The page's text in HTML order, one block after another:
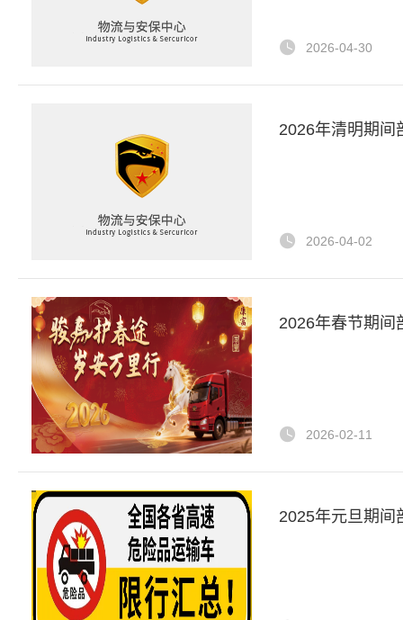
2026-04-30
2026年清明期间
2026-04-02
2026年春节期间
2026-02-11
2025年元旦期间